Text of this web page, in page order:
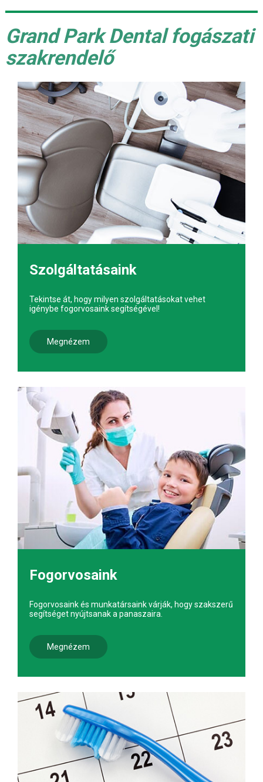
Grand Park Dental fogászati
szakrendelő
Szolgáltatásaink
Tekintse át, hogy milyen szolgáltatásokat vehet
igénybe fogorvosaink segítségével!
Megnézem
Fogorvosaink
Fogorvosaink és munkatársaink várják, hogy szakszerű
segítséget nyújtsanak a panaszaira.
Megnézem